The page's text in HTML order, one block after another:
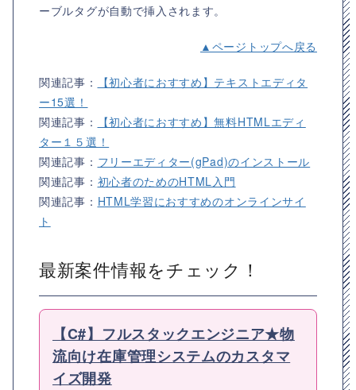
ーブルタグが自動で挿入されます。
▲ページトップへ戻る
関連記事：
【初心者におすすめ】テキストエディタ
ー15選！
関連記事：
【初心者におすすめ】無料HTMLエディ
ター１５選！
関連記事： フリーエディター(gPad)のインストール
関連記事： 初心者のためのHTML入門
関連記事： HTML学習におすすめのオンラインサイ
ト
最新案件情報をチェック！
【C#】フルスタックエンジニア★物
流向け在庫管理システムのカスタマ
イズ開発